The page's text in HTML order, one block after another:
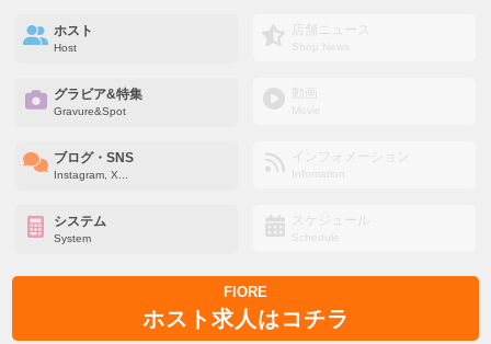
ホスト
Host
店舗ニュース
Shop News
グラビア&特集
Gravure&Spot Movie
ブログ・SNS
Instagram, X...
インフォメーション
Infomation
システム
System
スケジュール
Schedule
FIORE
ホスト求人はコチラ